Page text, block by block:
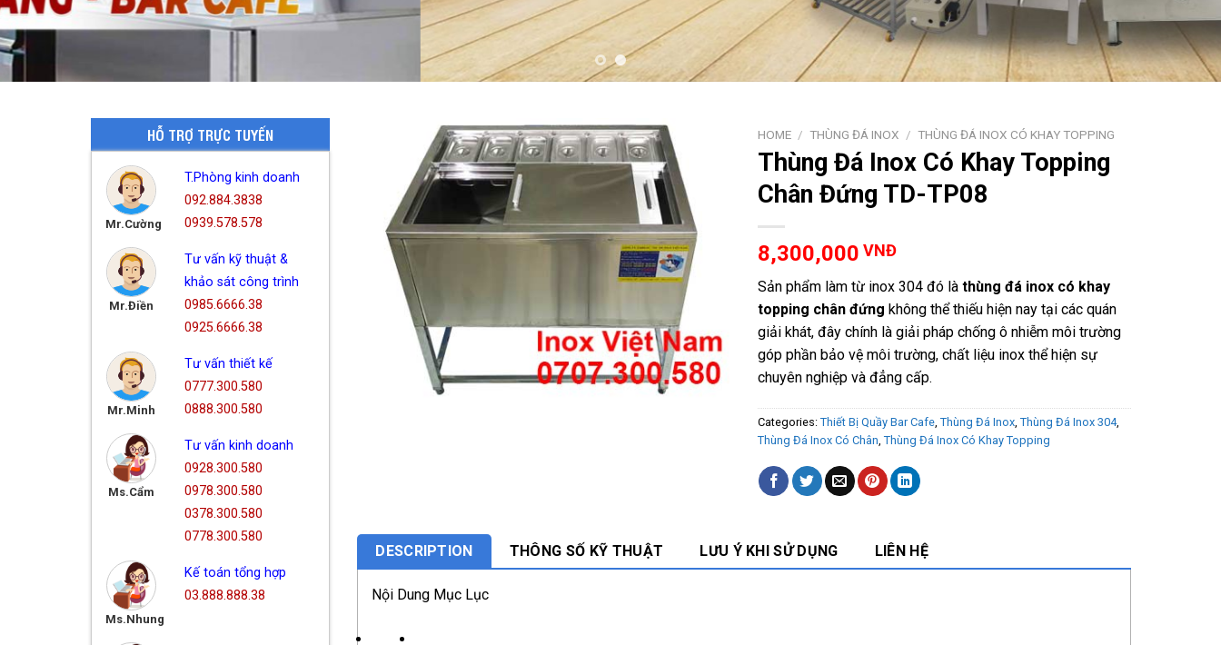
HỖ TRỢ TRỰC TUYẾN
Mr.Cường
T.Phòng kinh doanh
092.884.3838
0939.578.578
Mr.Điền
Tư vấn kỹ thuật &
khảo sát công trình
0985.6666.38
0925.6666.38
Mr.Minh
Tư vấn thiết kế
0777.300.580
0888.300.580
Ms.Cẩm
Tư vấn kinh doanh
0928.300.580
0978.300.580
0378.300.580
0778.300.580
Ms.Nhung
Kế toán tổng hợp
03.888.888.38
HOME / THÙNG ĐÁ INOX / THÙNG ĐÁ INOX CÓ KHAY TOPPING
Thùng Đá Inox Có Khay Topping
Chân Đứng TD-TP08
8,300,000 VNĐ
Sản phẩm làm từ inox 304 đó là thùng đá inox có khay
topping chân đứng không thể thiếu hiện nay tại các quán
giải khát, đây chính là giải pháp chống ô nhiễm môi trường
góp phần bảo vệ môi trường, chất liệu inox thể hiện sự
chuyên nghiệp và đẳng cấp.
Categories: Thiết Bị Quầy Bar Cafe, Thùng Đá Inox, Thùng Đá Inox 304,
Thùng Đá Inox Có Chân, Thùng Đá Inox Có Khay Topping
DESCRIPTION THÔNG SỐ KỸ THUẬT LƯU Ý KHI SỬ DỤNG LIÊN HỆ
Nội Dung Mục Lục